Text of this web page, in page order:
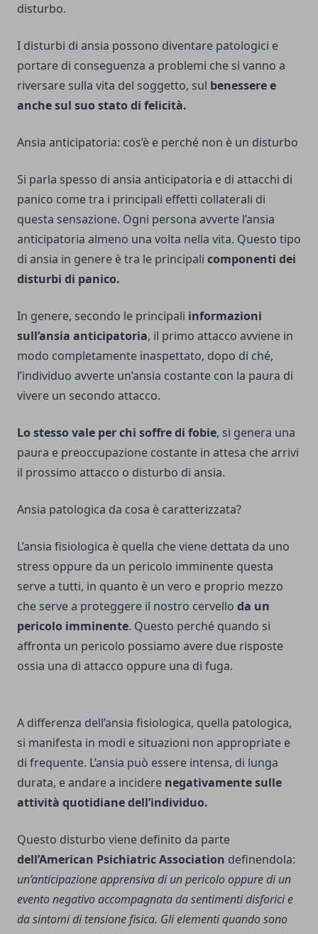
disturbo.
I disturbi di ansia possono diventare patologici e
portare di conseguenza a problemi che si vanno a
riversare sulla vita del soggetto, sul benessere e
anche sul suo stato di felicità.
Ansia anticipatoria: cos’è e perché non è un disturbo
Si parla spesso di ansia anticipatoria e di attacchi di
panico come tra i principali effetti collaterali di
questa sensazione. Ogni persona avverte l’ansia
anticipatoria almeno una volta nella vita. Questo tipo
di ansia in genere è tra le principali componenti dei
disturbi di panico.
In genere, secondo le principali informazioni
sull’ansia anticipatoria, il primo attacco avviene in
modo completamente inaspettato, dopo di ché,
l’individuo avverte un’ansia costante con la paura di
vivere un secondo attacco.
Lo stesso vale per chi soffre di fobie, si genera una
paura e preoccupazione costante in attesa che arrivi
il prossimo attacco o disturbo di ansia.
Ansia patologica da cosa è caratterizzata?
L’ansia fisiologica è quella che viene dettata da uno
stress oppure da un pericolo imminente questa
serve a tutti, in quanto è un vero e proprio mezzo
che serve a proteggere il nostro cervello da un
pericolo imminente. Questo perché quando si
affronta un pericolo possiamo avere due risposte
ossia una di attacco oppure una di fuga.
A differenza dell’ansia fisiologica, quella patologica,
si manifesta in modi e situazioni non appropriate e
di frequente. L’ansia può essere intensa, di lunga
durata, e andare a incidere negativamente sulle
attività quotidiane dell’individuo.
Questo disturbo viene definito da parte
dell’American Psichiatric Association definendola:
un’anticipazione apprensiva di un pericolo oppure di un
evento negativo accompagnata da sentimenti disforici e
da sintomi di tensione fisica. Gli elementi quando sono